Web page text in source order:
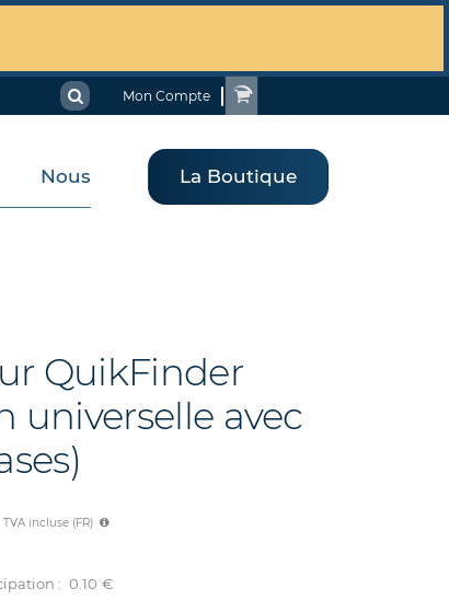
Mon Compte
Nous La Boutique
QuikFinder
universelle avec
TVA incluse (FR)
: 0.10 €